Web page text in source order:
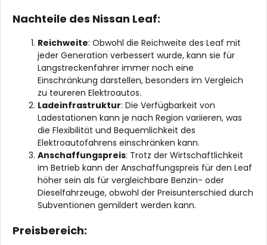
Nachteile des Nissan Leaf:
Reichweite: Obwohl die Reichweite des Leaf mit
jeder Generation verbessert wurde, kann sie für
Langstreckenfahrer immer noch eine
Einschränkung darstellen, besonders im Vergleich
zu teureren Elektroautos.
Ladeinfrastruktur: Die Verfügbarkeit von
Ladestationen kann je nach Region variieren, was
die Flexibilität und Bequemlichkeit des
Elektroautofahrens einschränken kann.
Anschaffungspreis: Trotz der Wirtschaftlichkeit
im Betrieb kann der Anschaffungspreis für den Leaf
höher sein als für vergleichbare Benzin- oder
Dieselfahrzeuge, obwohl der Preisunterschied durch
Subventionen gemildert werden kann.
Preisbereich: